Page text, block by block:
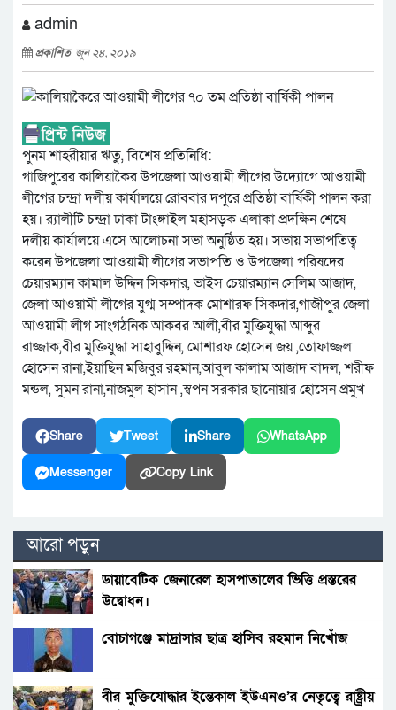
admin
প্রকাশিত জুন ২৪, ২০১৯
পুনম শাহরীয়ার ঋতু, বিশেষ প্রতিনিধি:
গাজিপুরের কালিয়াকৈর উপজেলা আওয়ামী লীগের উদ্যোগে আওয়ামী
লীগের চন্দ্রা দলীয় কার্যালয়ে রোববার দপুরে প্রতিষ্ঠা বার্ষিকী পালন করা
হয়। র‌্যালীটি চন্দ্রা ঢাকা টাংঙ্গাইল মহাসড়ক এলাকা প্রদক্ষিন শেষে
দলীয় কার্যালয়ে এসে আলোচনা সভা অনুষ্ঠিত হয়। সভায় সভাপতিত্ব
করেন উপজেলা আওয়ামী লীগের সভাপতি ও উপজেলা পরিষদের
চেয়ারম্যান কামাল উদ্দিন সিকদার, ভাইস চেয়ারম্যান সেলিম আজাদ,
জেলা আওয়ামী লীগের যুগ্ম সম্পাদক মোশারফ সিকদার,গাজীপুর জেলা
আওয়ামী লীগ সাংগঠনিক আকবর আলী,বীর মুক্তিযুদ্ধা আব্দুর
রাজ্জাক,বীর মুক্তিযুদ্ধা সাহাবুদ্দিন, মোশারফ হোসেন জয় ,তোফাজ্জল
হোসেন রানা,ইয়াছিন মজিবুর রহমান,আবুল কালাম আজাদ বাদল, শরীফ
মন্ডল, সুমন রানা,নাজমুল হাসান ,স্বপন সরকার ছানোয়ার হোসেন প্রমুখ
Share Tweet Share WhatsApp
Messenger Copy Link
আরো পড়ুন
ডায়াবেটিক জেনারেল হাসপাতালের ভিত্তি প্রস্তরের
উদ্বোধন।
বোচাগঞ্জে মাদ্রাসার ছাত্র হাসিব রহমান নিখোঁজ
বীর মুক্তিযোদ্ধার ইন্তেকাল ইউএনও’র নেতৃত্বে রাষ্ট্র্রীয়